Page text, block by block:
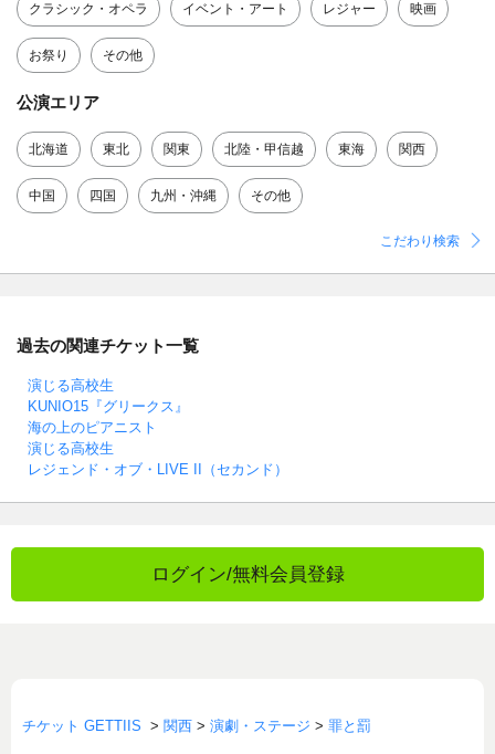
クラシック・オペラ イベント・アート レジャー 映画
お祭り その他
公演エリア
北海道 東北 関東 北陸・甲信越 東海 関西
中国 四国 九州・沖縄 その他
こだわり検索
過去の関連チケット一覧
演じる高校生
KUNIO15『グリークス』
海の上のピアニスト
演じる高校生
レジェンド・オブ・LIVE II（セカンド）
ログイン/無料会員登録
チケット GETTIIS > 関西 > 演劇・ステージ > 罪と罰